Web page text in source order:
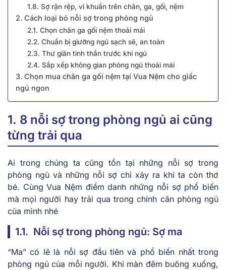
1.8. Sợ rận rệp, vi khuẩn trên chăn, ga, gối, nệm
2. Cách loại bỏ nỗi sợ trong phòng ngủ
2.1. Chọn chăn ga gối nệm thoải mái
2.2. Chuẩn bị giường ngủ sạch sẽ, an toàn
2.3. Thư giãn tinh thần trước khi ngủ
2.4. Sắp xếp không gian phòng ngủ thoải mái
3. Chọn mua chăn ga gối nệm tại Vua Nệm cho giấc
ngủ ngon
1. 8 nỗi sợ trong phòng ngủ ai cũng
từng trải qua
Ai trong chúng ta cũng tồn tại những nỗi sợ trong
phòng ngủ và những nỗi sợ chỉ xảy ra khi ta còn thơ
bé. Cùng Vua Nệm điểm danh những nỗi sợ phổ biến
mà mọi người hay trải qua trong chính căn phòng ngủ
của mình nhé
1.1. Nỗi sợ trong phòng ngủ: Sợ ma
“Ma” có lẽ là nỗi sợ đầu tiên và phổ biến nhất trong
phòng ngủ của mỗi người. Khi màn đêm buông xuống,